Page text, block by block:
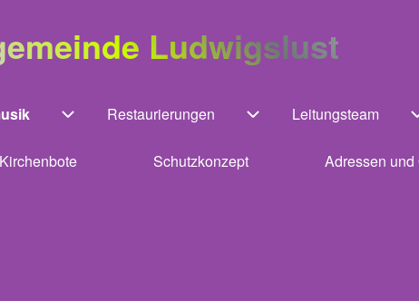
Ludwigslust
Unternavigation von Kirchenmusik
Restaurierungen
Unternavigation von
Leitungsteam
Kirchenbote Schutzkonzept Adressen